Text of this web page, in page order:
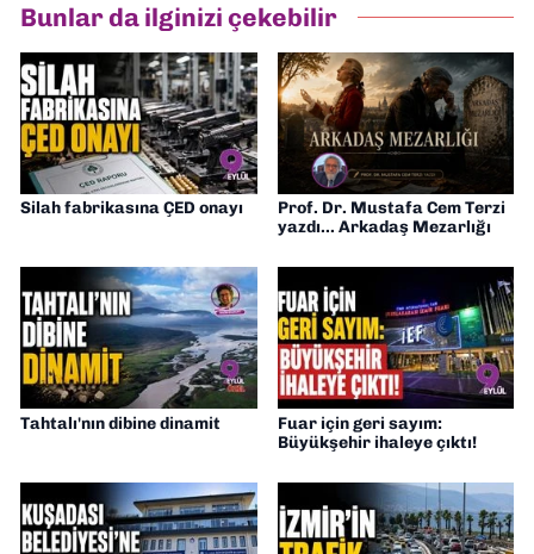
Gazetesi'nde editörlük yapıyorum
Bunlar da ilginizi çekebilir
Silah fabrikasına ÇED onayı
Prof. Dr. Mustafa Cem Terzi
yazdı... Arkadaş Mezarlığı
Tahtalı'nın dibine dinamit
Fuar için geri sayım:
Büyükşehir ihaleye çıktı!